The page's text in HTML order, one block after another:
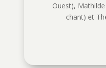
Ouest),
chant) et